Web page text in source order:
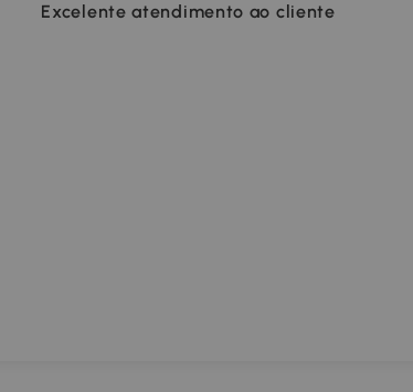
Excelente atendimento ao cliente